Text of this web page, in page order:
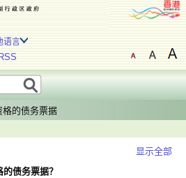
语言
RSS
格的债务票据
显示全部
债务票据？